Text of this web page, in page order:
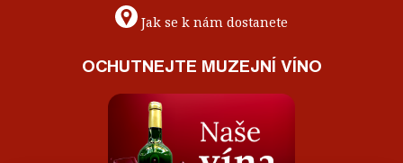
Jak se k nám dostanete
OCHUTNEJTE MUZEJNÍ VÍNO